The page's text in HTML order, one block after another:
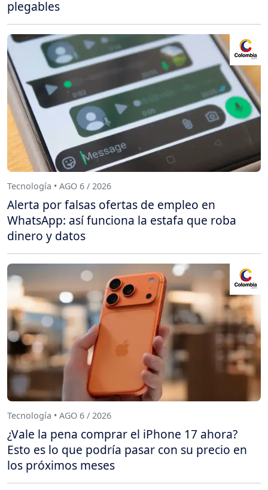
plegables
Tecnología • AGO 6 / 2026
Alerta por falsas ofertas de empleo en
WhatsApp: así funciona la estafa que roba
dinero y datos
Tecnología • AGO 6 / 2026
¿Vale la pena comprar el iPhone 17 ahora?
Esto es lo que podría pasar con su precio en
los próximos meses